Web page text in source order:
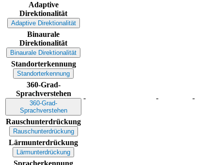
Adaptive
Direktionalität
Adaptive Direktionalität
Binaurale
Direktionalität
Binaurale Direktionalität
Standorterkennung
Standorterkennung
360-Grad-
Sprachverstehen
360-Grad-
Sprachverstehen
- - -
Rauschunterdrückung
Rauschunterdrückung
Lärmunterdrückung
Lärmunterdrückung
Spracherkennung